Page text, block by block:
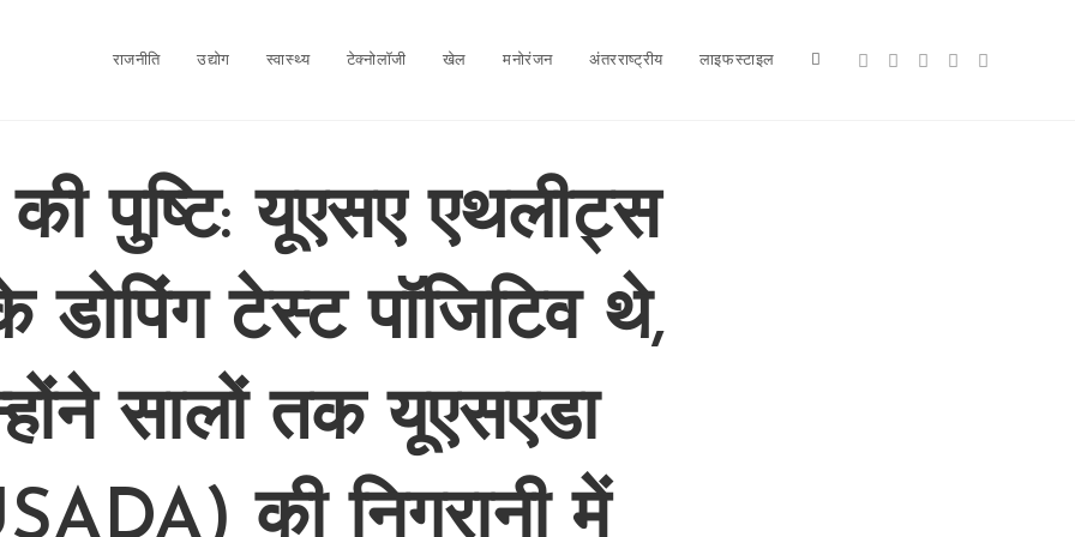
राजनीति उद्योग स्वास्थ्य टेक्नोलॉजी खेल मनोरंजन अंतरराष्ट्रीय लाइफस्टाइल Toggle
की पुष्टि: यूएसए एथलीट्स
डोपिंग टेस्ट पॉजिटिव थे,
सालों तक यूएसएडा
की निगरानी में